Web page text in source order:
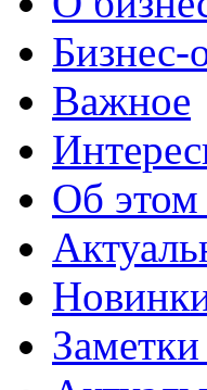
Бизнес-
Важное
Об этом